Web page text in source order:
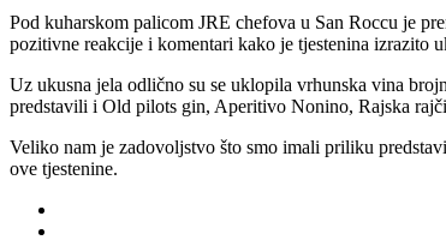
Pod kuharskom palicom JRE chefova u San Roccu je
pozitivne reakcije i komentari kako je tjestenina izrazito
Uz ukusna jela odlično su se uklopila vrhunska vina
predstavili i Old pilots gin, Aperitivo Nonino, Rajska
Veliko nam je zadovoljstvo što smo imali priliku
ove tjestenine.